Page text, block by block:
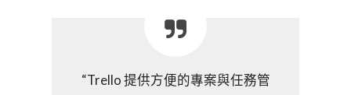
“Trello 提供方便的專案與任務管